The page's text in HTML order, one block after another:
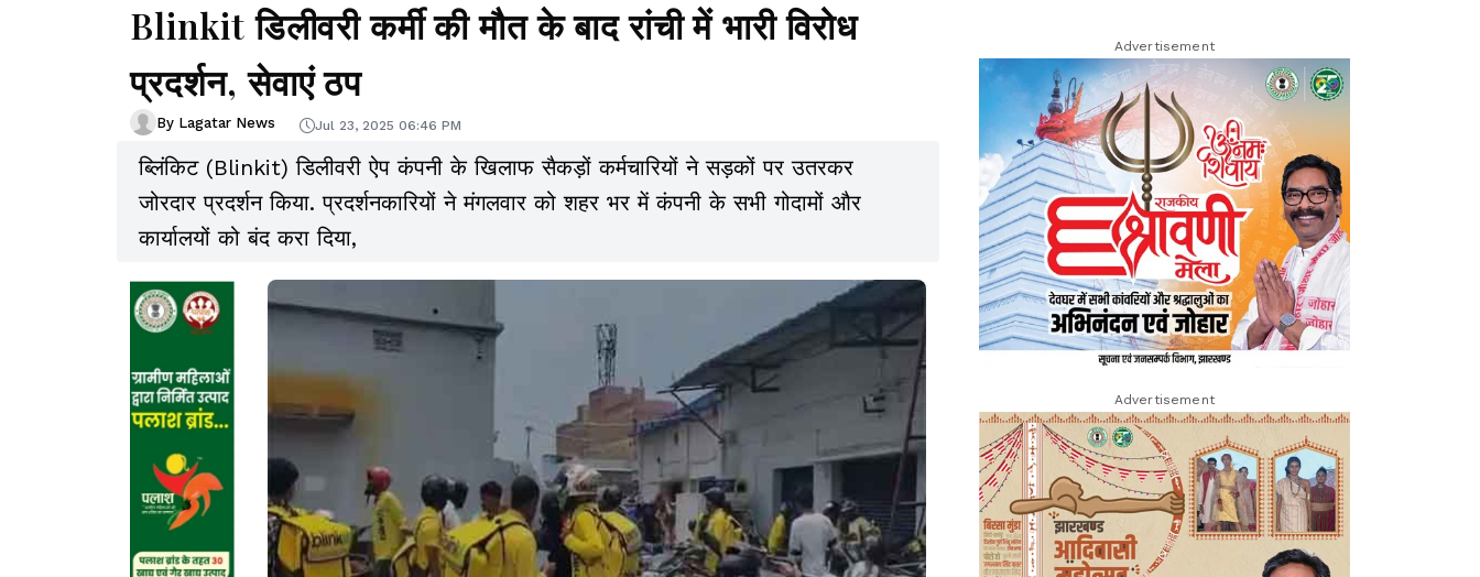
Blinkit डिलीवरी कर्मी की मौत के बाद रांची में भारी विरोध
प्रदर्शन, सेवाएं ठप
By Lagatar News Jul 23, 2025 06:46 PM
ब्लिंकिट (Blinkit) डिलीवरी ऐप कंपनी के खिलाफ सैकड़ों कर्मचारियों ने सड़कों पर उतरकर
जोरदार प्रदर्शन किया. प्रदर्शनकारियों ने मंगलवार को शहर भर में कंपनी के सभी गोदामों और
कार्यालयों को बंद करा दिया,
Advertisement
Advertisement